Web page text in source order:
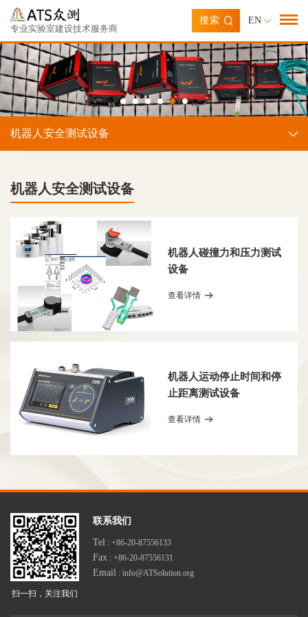
专业实验室建设技术服务商
搜索 EN
机器人安全测试设备
机器人安全测试设备
机器人碰撞力和压力测试
设备
查看详情
机器人运动停止时间和停
止距离测试设备
查看详情
扫一扫，关注我们
联系我们
Tel : +86-20-87556133
Fax : +86-20-87556131
Email : info@ATSolution.org